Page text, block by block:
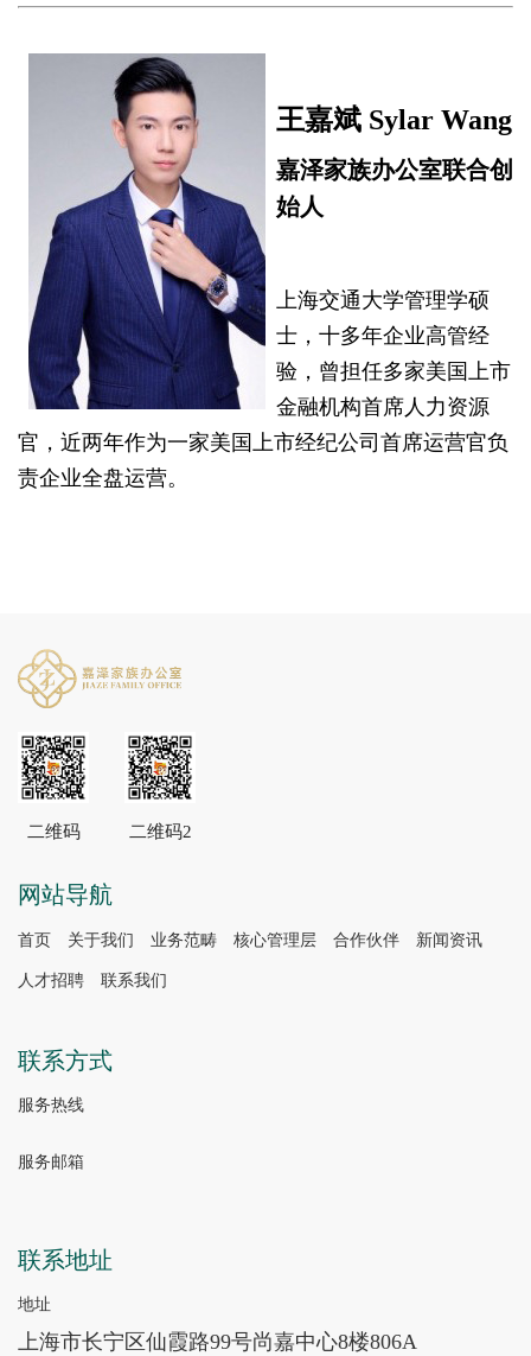
王嘉斌 Sylar Wang
嘉泽家族办公室联合创
始人
上海交通大学管理学硕
士，十多年企业高管经
验，曾担任多家美国上市
金融机构首席人力资源
官，近两年作为一家美国上市经纪公司首席运营官负
责企业全盘运营。
二维码 二维码2
网站导航
首页 关于我们 业务范畴 核心管理层 合作伙伴 新闻资讯
人才招聘 联系我们
联系方式
服务热线
服务邮箱
联系地址
地址
上海市长宁区仙霞路99号尚嘉中心8楼806A